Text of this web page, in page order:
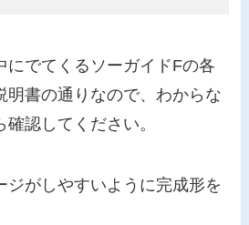
にでてくるソーガイドFの各
明書の通りなので、わからな
確認してください。
ジがしやすいように完成形を